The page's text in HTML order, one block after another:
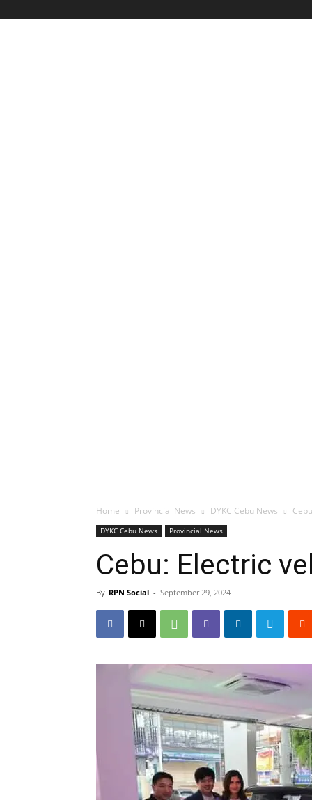
Home Provincial News DYKC Cebu News
DYKC Cebu News Provincial News
Cebu: Electric
By RPN Social - September 29, 2024